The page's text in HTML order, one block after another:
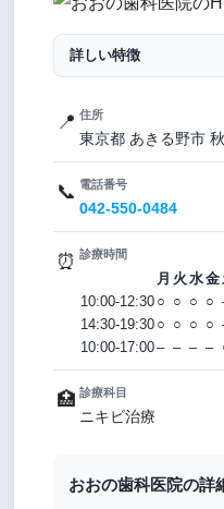
詳しい特徴
📍 住所
東京都 あきる野市
📞 電話番号
042-550-0484
⏰ 診療時間
月 火 水金
10:00-12:30 ○ ○ ○ ○
14:30-19:30 ○ ○ ○ ○
10:00-17:00– – – –
🏥 診療科目
ニキビ治療
おおの歯科医院の詳